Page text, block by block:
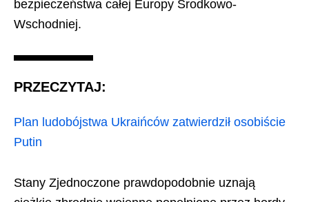
bezpieczeństwa całej Europy Środkowo-
Wschodniej.
PRZECZYTAJ:
Plan ludobójstwa Ukraińców zatwierdził osobiście
Putin
Stany Zjednoczone prawdopodobnie uznają